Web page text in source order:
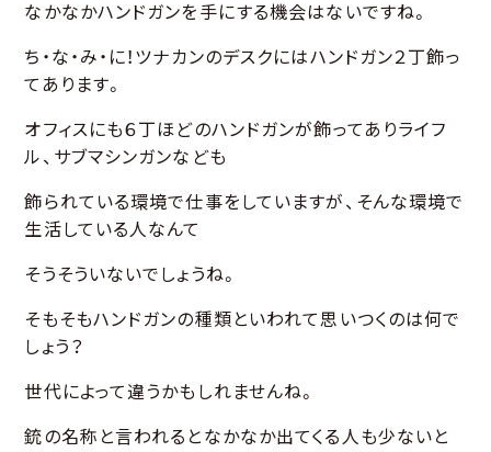
なかなかハンドガンを手にする機会はないですね。
ち・な・み・に！ツナカンのデスクにはハンドガン２丁飾っ
てあります。
オフィスにも６丁ほどのハンドガンが飾ってありライフ
ル、サブマシンガンなども
飾られている環境で仕事をしていますが、そんな環境で
生活している人なんて
そうそういないでしょうね。
そもそもハンドガンの種類といわれて思いつくのは何で
しょう？
世代によって違うかもしれませんね。
銃の名称と言われるとなかなか出てくる人も少ないと